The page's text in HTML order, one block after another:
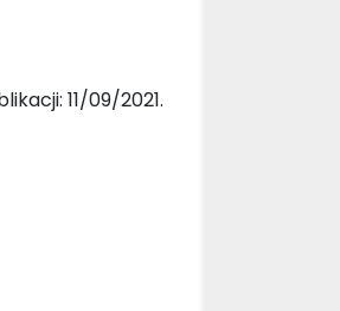
11/09/2021.